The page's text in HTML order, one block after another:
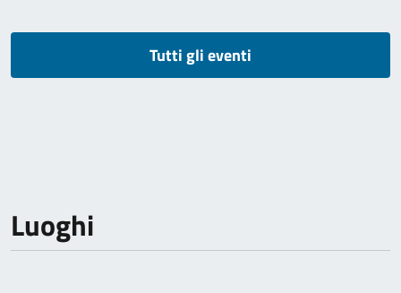
Tutti gli eventi
Luoghi